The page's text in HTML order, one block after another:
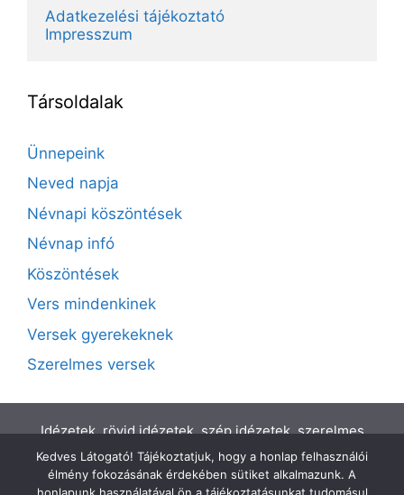
Adatkezelési tájékoztató
Impresszum
Társoldalak
Ünnepeink
Neved napja
Névnapi köszöntések
Névnap infó
Köszöntések
Vers mindenkinek
Versek gyerekeknek
Szerelmes versek
Idézetek, rövid idézetek, szép idézetek, szerelmes
idézetek, motivációs idézetek, idézetek híres
emberektől, idézetek ünnepekre, születésnapi
idézetek, ballagási idézetek.
Kedves Látogató! Tájékoztatjuk, hogy a honlap felhasználói
élmény fokozásának érdekében sütiket alkalmazunk. A